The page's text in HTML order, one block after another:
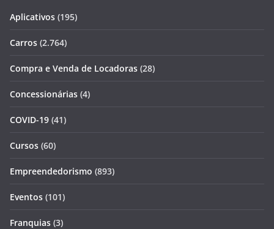
Aplicativos (195)
Carros (2.764)
Compra e Venda de Locadoras (28)
Concessionárias (4)
COVID-19 (41)
Cursos (60)
Empreendedorismo (893)
Eventos (101)
Franquias (3)